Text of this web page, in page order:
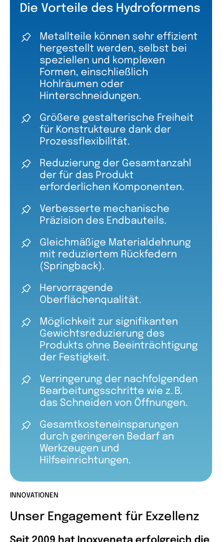
Die Vorteile des Hydroformens
Metallteile können sehr effizient
hergestellt werden, selbst bei
speziellen und komplexen
Formen, einschließlich
Hohlräumen oder
Hinterschneidungen.
Größere gestalterische Freiheit
für Konstrukteure dank der
Prozessflexibilität.
Reduzierung der Gesamtanzahl
der für das Produkt
erforderlichen Komponenten.
Verbesserte mechanische
Präzision des Endbauteils.
Gleichmäßige Materialdehnung
mit reduziertem Rückfedern
(Springback).
Hervorragende
Oberflächenqualität.
Möglichkeit zur signifikanten
Gewichtsreduzierung des
Produkts ohne Beeinträchtigung
der Festigkeit.
Verringerung der nachfolgenden
Bearbeitungsschritte wie z. B.
das Schneiden von Öffnungen.
Gesamtkosteneinsparungen
durch geringeren Bedarf an
Werkzeugen und
Hilfseinrichtungen.
INNOVATIONEN
Unser Engagement für Exzellenz